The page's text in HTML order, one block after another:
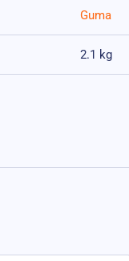
Guma
2.1 kg